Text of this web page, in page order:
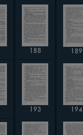
188 189
193 194